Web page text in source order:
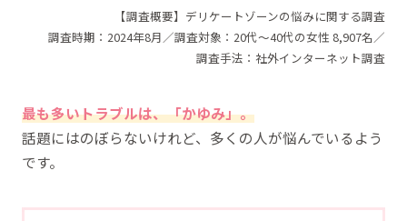
【調査概要】デリケートゾーンの悩みに関する調査
調査時期：2024年8月／調査対象：20代～40代の女性 8,907名／
調査手法：社外インターネット調査
最も多いトラブルは、「かゆみ」。
話題にはのぼらないけれど、多くの人が悩んでいるよう
です。